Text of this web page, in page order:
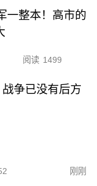
一整本！高市的
阅读 1499
争已没有后方
刚刚